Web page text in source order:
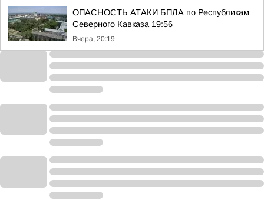
ОПАСНОСТЬ АТАКИ БПЛА по Республикам
Северного Кавказа 19:56
Вчера, 20:19